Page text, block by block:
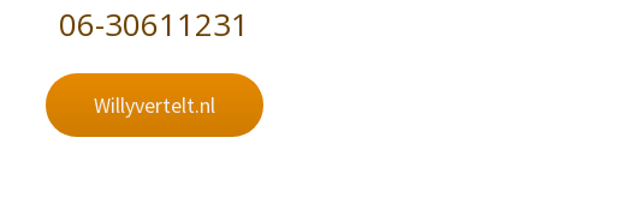
06-30611231
Willyvertelt.nl